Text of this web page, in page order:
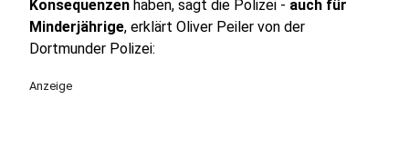
Konsequenzen haben, sagt die Polizei - auch für
Minderjährige, erklärt Oliver Peiler von der
Dortmunder Polizei:
Anzeige